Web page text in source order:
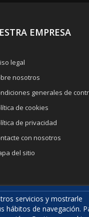
EMPRESA
legal
nosotros
generales de
de cookies
de privacidad
con nosotros
del sitio
servicios y mostrarle
hábitos de navegación.